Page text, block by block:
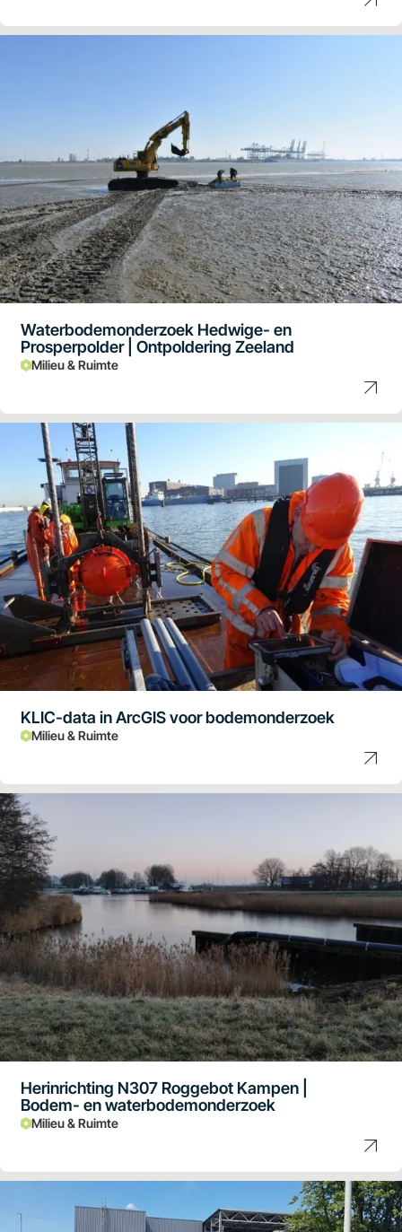
Waterbodemonderzoek Hedwige- en
Prosperpolder | Ontpoldering Zeeland
Milieu & Ruimte
KLIC-data in ArcGIS voor bodemonderzoek
Milieu & Ruimte
Herinrichting N307 Roggebot Kampen |
Bodem- en waterbodemonderzoek
Milieu & Ruimte